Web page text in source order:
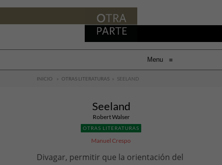
Menu ≡
INICIO » OTRAS LITERATURAS » SEELAND
Seeland
Robert Walser
OTRAS LITERATURAS
Manuel Crespo
Divagar, permitir que la orientación del